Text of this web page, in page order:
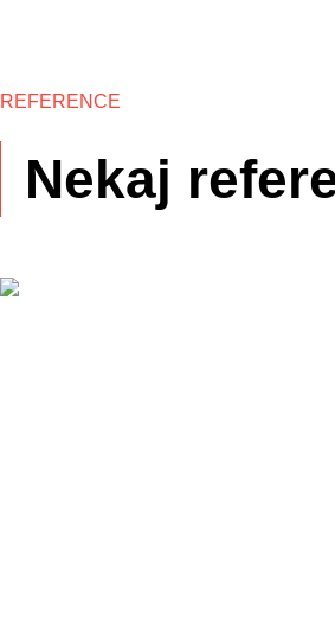
REFERENCE
Nekaj